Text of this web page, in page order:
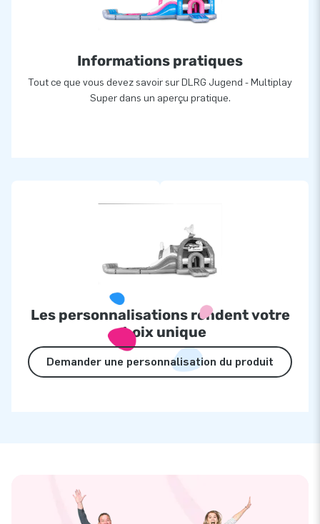
Informations pratiques
Tout ce que vous devez savoir sur DLRG Jugend - Multiplay
Super dans un aperçu pratique.
Les personnalisations rendent votre
choix unique
Demander une personnalisation du produit